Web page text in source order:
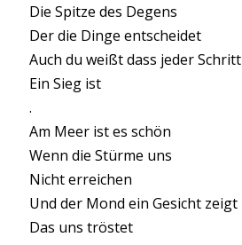
Die Spitze des Degens
Der die Dinge entscheidet
Auch du weißt dass jeder Schritt
Ein Sieg ist
.
Am Meer ist es schön
Wenn die Stürme uns
Nicht erreichen
Und der Mond ein Gesicht zeigt
Das uns tröstet